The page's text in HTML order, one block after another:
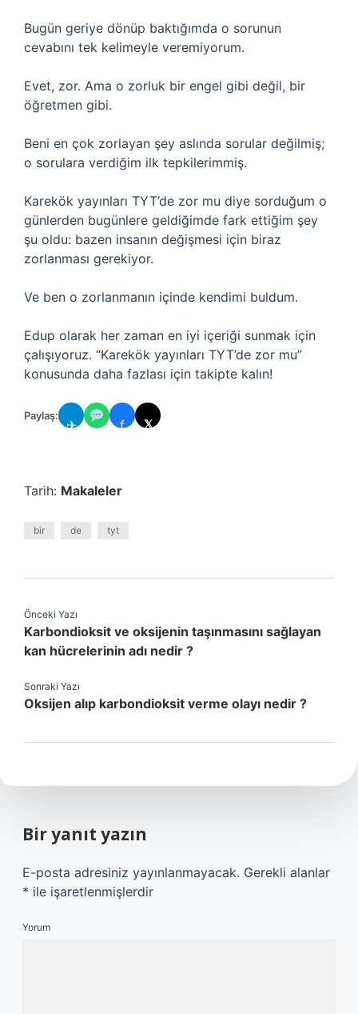
Bugün geriye dönüp baktığımda o sorunun
cevabını tek kelimeyle veremiyorum.
Evet, zor. Ama o zorluk bir engel gibi değil, bir
öğretmen gibi.
Beni en çok zorlayan şey aslında sorular değilmiş;
o sorulara verdiğim ilk tepkilerimmiş.
Karekök yayınları TYT’de zor mu diye sorduğum o
günlerden bugünlere geldiğimde fark ettiğim şey
şu oldu: bazen insanın değişmesi için biraz
zorlanması gerekiyor.
Ve ben o zorlanmanın içinde kendimi buldum.
Edup olarak her zaman en iyi içeriği sunmak için
çalışıyoruz. “Karekök yayınları TYT’de zor mu”
konusunda daha fazlası için takipte kalın!
Paylaş:
✈ f 𝕏
Tarih: Makaleler
bir de tyt
Önceki Yazı
Karbondioksit ve oksijenin taşınmasını sağlayan
kan hücrelerinin adı nedir ?
Sonraki Yazı
Oksijen alıp karbondioksit verme olayı nedir ?
Bir yanıt yazın
E-posta adresiniz yayınlanmayacak. Gerekli alanlar
* ile işaretlenmişlerdir
Yorum